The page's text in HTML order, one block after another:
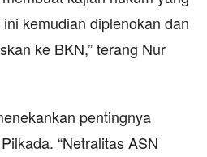
kemudian diplenokan dan
ke BKN,” terang Nur
pentingnya
“Netralitas ASN